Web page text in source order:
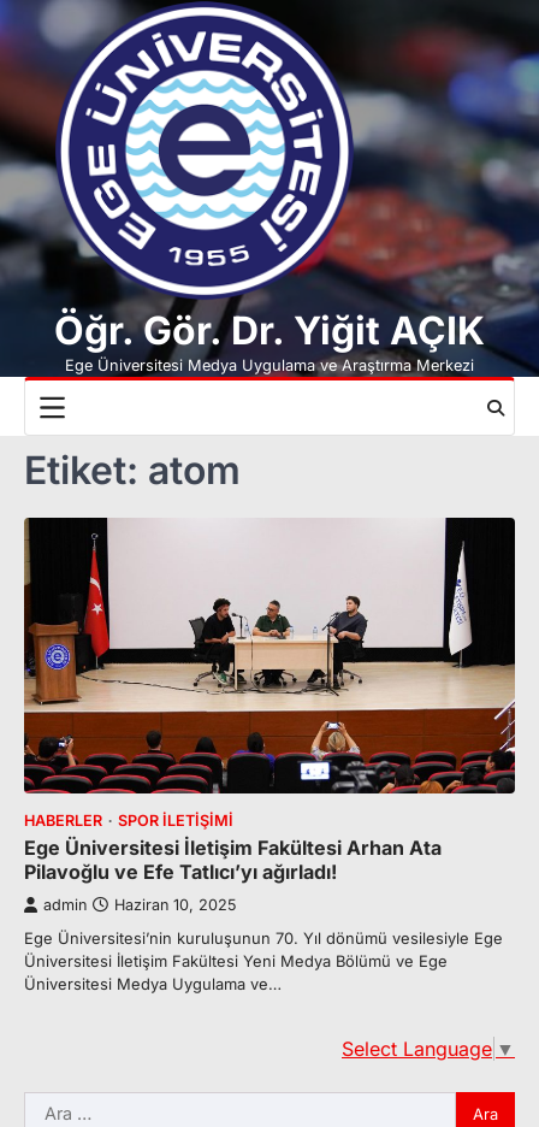
to
Öğr. Gör. Dr. Yiğit AÇIK
Ege Üniversitesi Medya Uygulama ve Araştırma Merkezi
Etiket: atom
HABERLER SPOR İLETIŞIMI
Ege Üniversitesi İletişim Fakültesi Arhan Ata
Pilavoğlu ve Efe Tatlıcı’yı ağırladı!
admin Haziran 10, 2025
Ege Üniversitesi’nin kuruluşunun 70. Yıl dönümü vesilesiyle Ege
Üniversitesi İletişim Fakültesi Yeni Medya Bölümü ve Ege
Üniversitesi Medya Uygulama ve…
Select Language ▼
Arama: